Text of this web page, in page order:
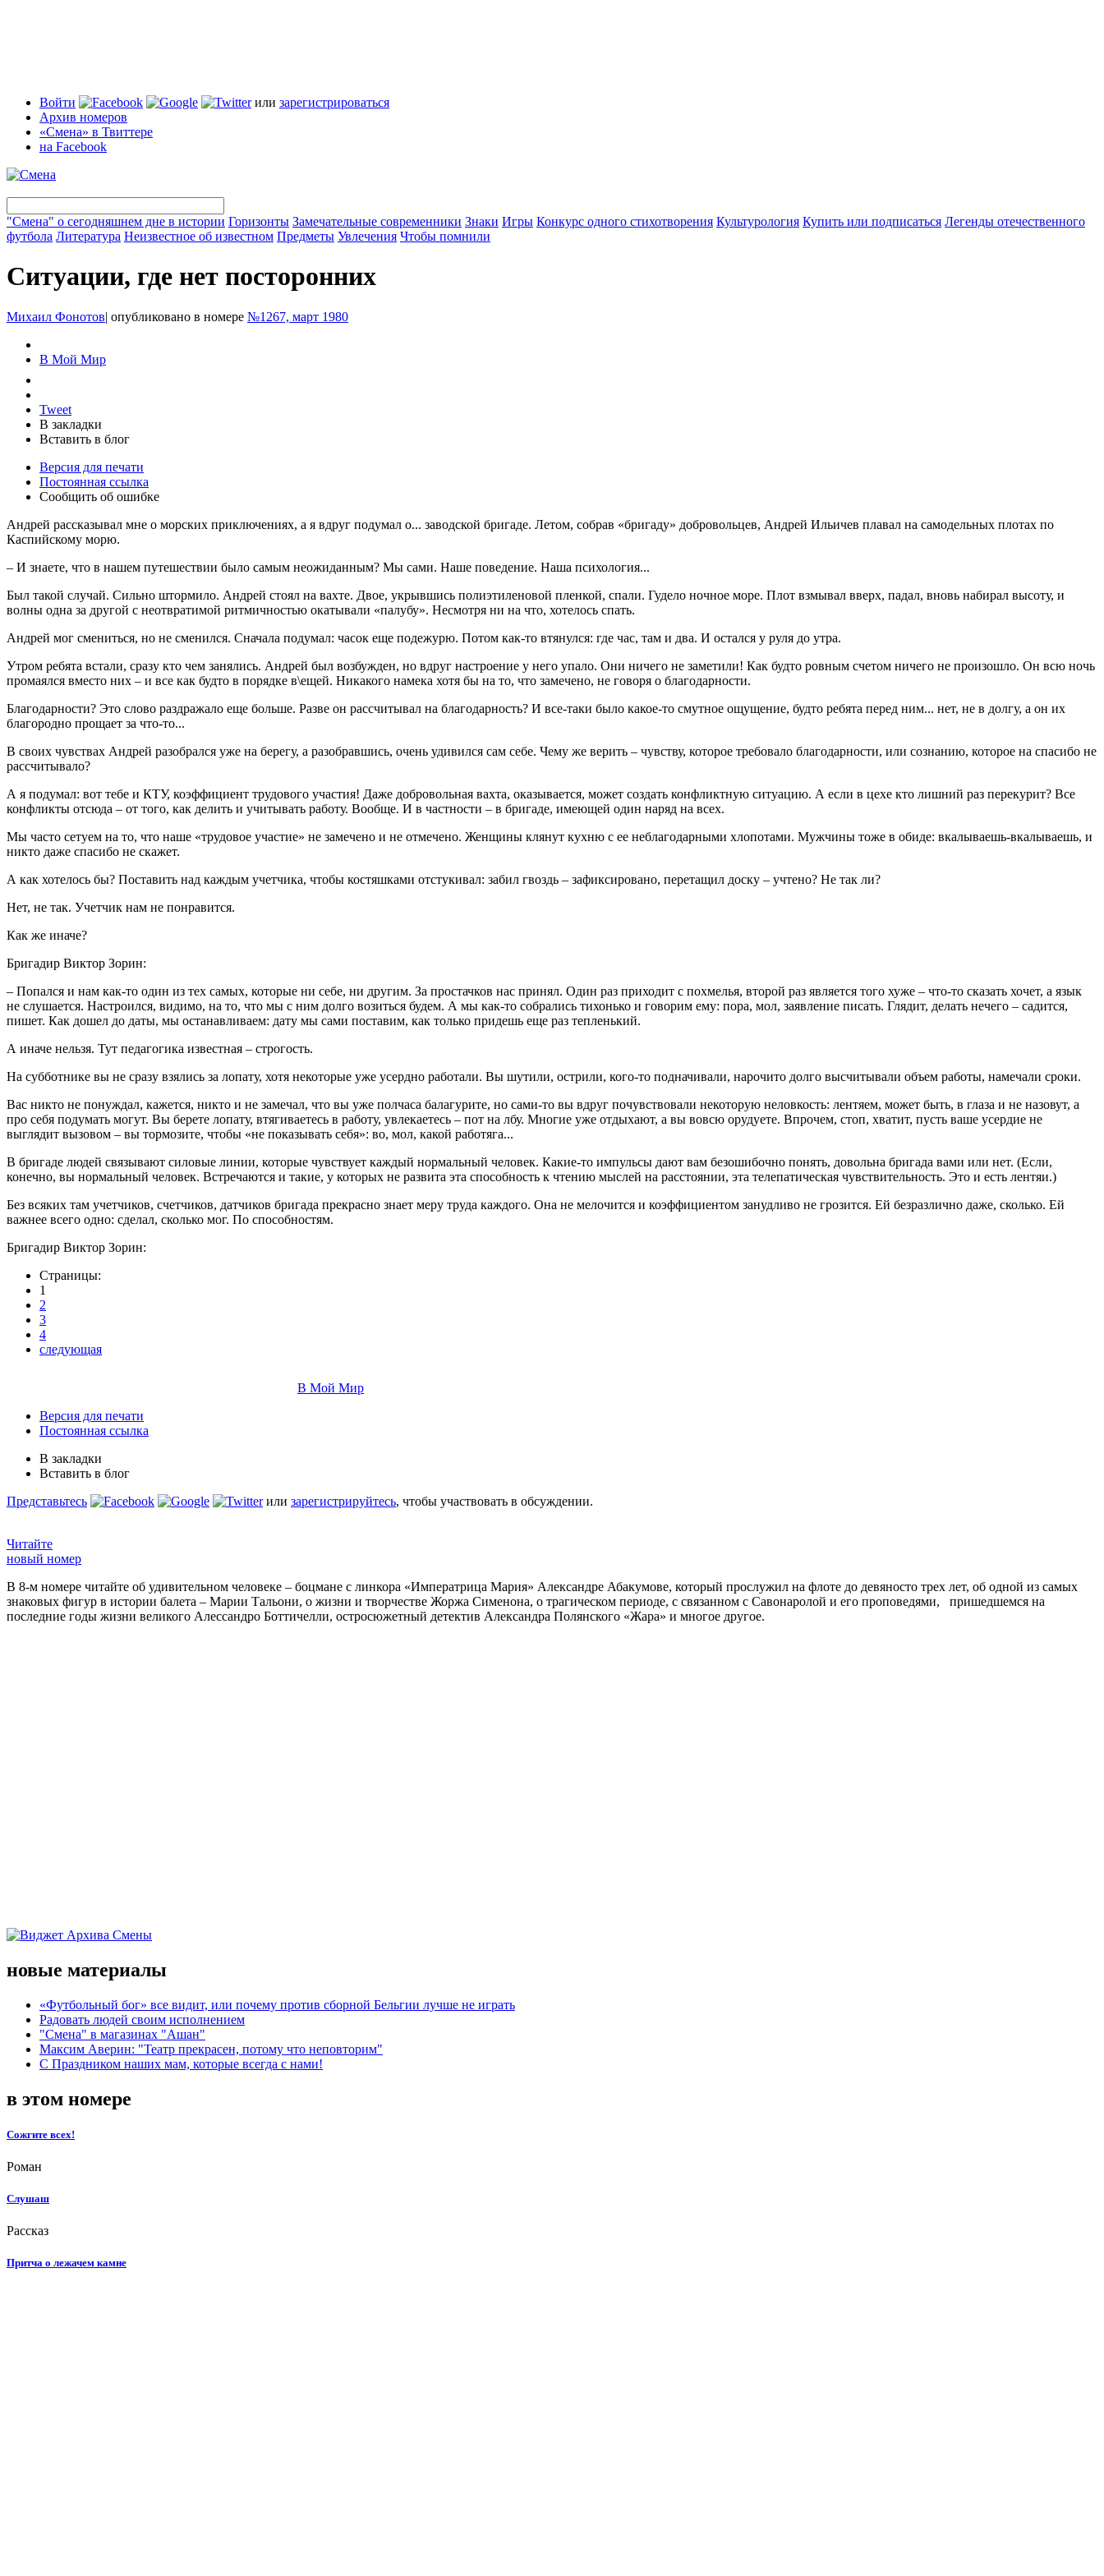
Войти или зарегистрироваться
Архив номеров
«Смена» в Твиттере
на Facebook
"Смена" о сегодняшнем дне в истории Горизонты Замечательные современники Знаки Игры Конкурс одного стихотворения Культурология Купить или подписаться Легенды отечественного
футбола Литература Неизвестное об известном Предметы Увлечения Чтобы помнили
Ситуации, где нет посторонних
Михаил Фонотов| опубликовано в номере №1267, март 1980
В Мой Мир
Tweet
В закладки
Вставить в блог
Версия для печати
Постоянная ссылка
Сообщить об ошибке
Андрей рассказывал мне о морских приключениях, а я вдруг подумал о... заводской бригаде. Летом, собрав «бригаду» добровольцев, Андрей Ильичев плавал на самодельных плотах по
Каспийскому морю.
– И знаете, что в нашем путешествии было самым неожиданным? Мы сами. Наше поведение. Наша психология...
Был такой случай. Сильно штормило. Андрей стоял на вахте. Двое, укрывшись полиэтиленовой пленкой, спали. Гудело ночное море. Плот взмывал вверх, падал, вновь набирал высоту, и
волны одна за другой с неотвратимой ритмичностью окатывали «палубу». Несмотря ни на что, хотелось спать.
Андрей мог смениться, но не сменился. Сначала подумал: часок еще подежурю. Потом как-то втянулся: где час, там и два. И остался у руля до утра.
Утром ребята встали, сразу кто чем занялись. Андрей был возбужден, но вдруг настроение у него упало. Они ничего не заметили! Как будто ровным счетом ничего не произошло. Он всю ночь
промаялся вместо них – и все как будто в порядке в\ещей. Никакого намека хотя бы на то, что замечено, не говоря о благодарности.
Благодарности? Это слово раздражало еще больше. Разве он рассчитывал на благодарность? И все-таки было какое-то смутное ощущение, будто ребята перед ним... нет, не в долгу, а он их
благородно прощает за что-то...
В своих чувствах Андрей разобрался уже на берегу, а разобравшись, очень удивился сам себе. Чему же верить – чувству, которое требовало благодарности, или сознанию, которое на спасибо не
рассчитывало?
А я подумал: вот тебе и КТУ, коэффициент трудового участия! Даже добровольная вахта, оказывается, может создать конфликтную ситуацию. А если в цехе кто лишний раз перекурит? Все
конфликты отсюда – от того, как делить и учитывать работу. Вообще. И в частности – в бригаде, имеющей один наряд на всех.
Мы часто сетуем на то, что наше «трудовое участие» не замечено и не отмечено. Женщины клянут кухню с ее неблагодарными хлопотами. Мужчины тоже в обиде: вкалываешь-вкалываешь, и
никто даже спасибо не скажет.
А как хотелось бы? Поставить над каждым учетчика, чтобы костяшками отстукивал: забил гвоздь – зафиксировано, перетащил доску – учтено? Не так ли?
Нет, не так. Учетчик нам не понравится.
Как же иначе?
Бригадир Виктор Зорин:
– Попался и нам как-то один из тех самых, которые ни себе, ни другим. За простачков нас принял. Один раз приходит с похмелья, второй раз является того хуже – что-то сказать хочет, а язык
не слушается. Настроился, видимо, на то, что мы с ним долго возиться будем. А мы как-то собрались тихонько и говорим ему: пора, мол, заявление писать. Глядит, делать нечего – садится,
пишет. Как дошел до даты, мы останавливаем: дату мы сами поставим, как только придешь еще раз тепленький.
А иначе нельзя. Тут педагогика известная – строгость.
На субботнике вы не сразу взялись за лопату, хотя некоторые уже усердно работали. Вы шутили, острили, кого-то подначивали, нарочито долго высчитывали объем работы, намечали сроки.
Вас никто не понуждал, кажется, никто и не замечал, что вы уже полчаса балагурите, но сами-то вы вдруг почувствовали некоторую неловкость: лентяем, может быть, в глаза и не назовут, а
про себя подумать могут. Вы берете лопату, втягиваетесь в работу, увлекаетесь – пот на лбу. Многие уже отдыхают, а вы вовсю орудуете. Впрочем, стоп, хватит, пусть ваше усердие не
выглядит вызовом – вы тормозите, чтобы «не показывать себя»: во, мол, какой работяга...
В бригаде людей связывают силовые линии, которые чувствует каждый нормальный человек. Какие-то импульсы дают вам безошибочно понять, довольна бригада вами или нет. (Если,
конечно, вы нормальный человек. Встречаются и такие, у которых не развита эта способность к чтению мыслей на расстоянии, эта телепатическая чувствительность. Это и есть лентяи.)
Без всяких там учетчиков, счетчиков, датчиков бригада прекрасно знает меру труда каждого. Она не мелочится и коэффициентом занудливо не грозится. Ей безразлично даже, сколько. Ей
важнее всего одно: сделал, сколько мог. По способностям.
Бригадир Виктор Зорин:
Страницы:
1
2
3
4
следующая
В Мой Мир
Версия для печати
Постоянная ссылка
В закладки
Вставить в блог
Представьтесь
или зарегистрируйтесь, чтобы участвовать в обсуждении.
Читайте
новый номер
В 8-м номере читайте об удивительном человеке – боцмане с линкора «Императрица Мария» Александре Абакумове, который прослужил на флоте до девяносто трех лет, об одной из самых
знаковых фигур в истории балета – Марии Тальони, о жизни и творчестве Жоржа Сименона, о трагическом периоде, с связанном с Савонаролой и его проповедями, пришедшемся на
последние годы жизни великого Алессандро Боттичелли, остросюжетный детектив Александра Полянского «Жара» и многое другое.
новые материалы
«Футбольный бог» все видит, или почему против сборной Бельгии лучше не играть
Радовать людей своим исполнением
"Смена" в магазинах "Ашан"
Максим Аверин: "Театр прекрасен, потому что неповторим"
С Праздником наших мам, которые всегда с нами!
в этом номере
Сожгите всех!
Роман
Слушаш
Рассказ
Притча о лежачем камне